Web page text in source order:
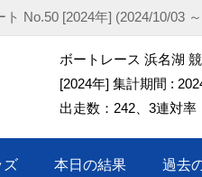
No.50 [2024年] (2024/10/03
ボートレース 浜名湖
[2024年] 集計期間 :
出走数：242、3連対率
ズ 本日の結果 過去